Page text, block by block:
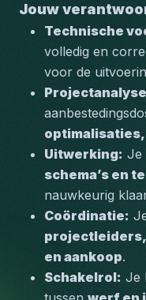
Jouw
Technische
volledig en
voor de
optimalisaties,
Uitwerking: Je
schema’s en
nauwkeurig
Coördinatie:
en aankoop.
Schakelrol: Je